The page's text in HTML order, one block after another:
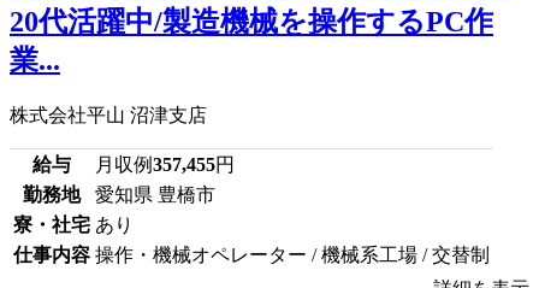
20代活躍中/製造機械を操作するPC作
業...
株式会社平山 沼津支店
給与 月収例357,455円
勤務地
愛知県 豊橋市
寮・社宅 あり
仕事内容 操作・機械オペレーター / 機械系工場 / 交替制